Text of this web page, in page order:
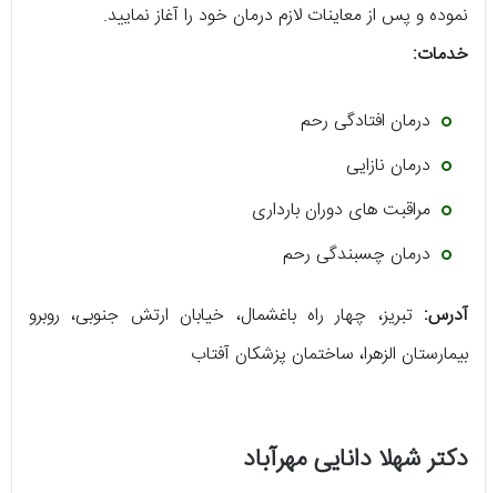
نموده و پس از معاینات لازم درمان خود را آغاز نمایید.
خدمات:
درمان افتادگی رحم
درمان نازایی
مراقبت های دوران بارداری
درمان چسبندگی رحم
آدرس: تبریز، چهار راه باغشمال، خیابان ارتش جنوبی، روبرو
بیمارستان الزهرا، ساختمان پزشکان آفتاب
دکتر شهلا دانایی مهرآباد